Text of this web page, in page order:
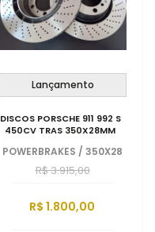
Lançamento
DISCOS PORSCHE 911 992 S
450CV TRAS 350X28MM
POWERBRAKES / 350X28
R$ 3.915,00
R$ 1.800,00